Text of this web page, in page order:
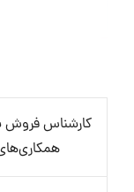
کارشناس فروش